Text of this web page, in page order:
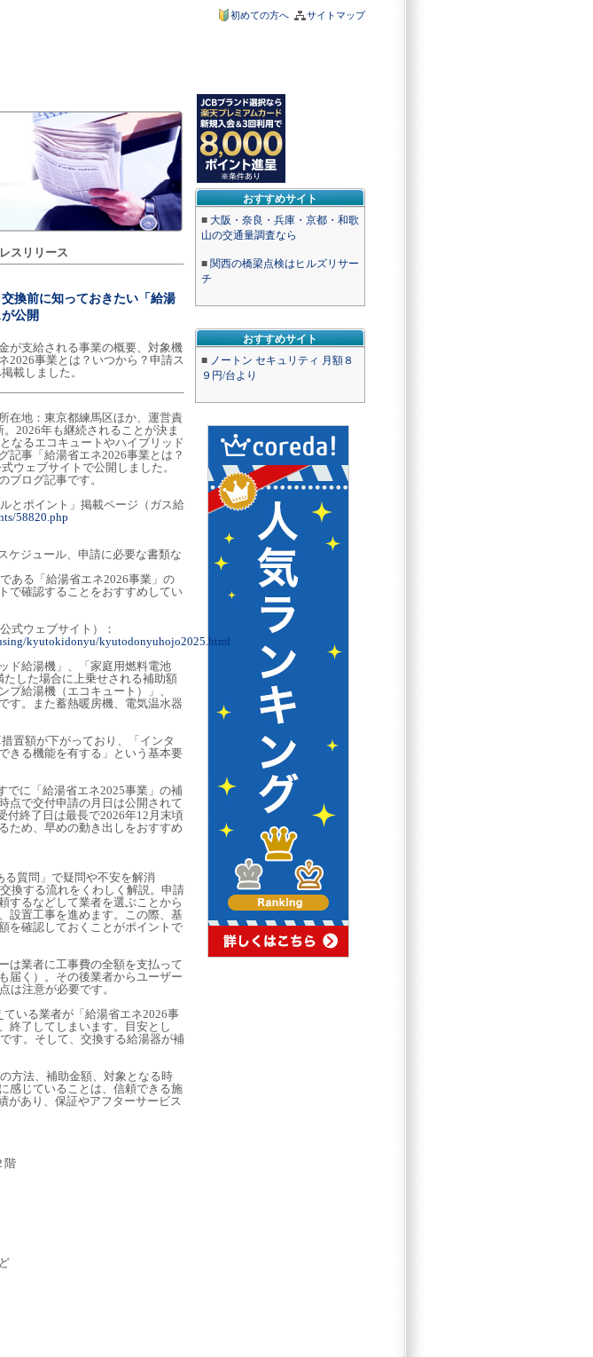
サイトマップ
初めての方へ
おすすめサイト
■ 大阪・奈良・兵庫・京都・和歌
山の交通量調査なら
■ 関西の橋梁点検はヒルズリサー
チ
おすすめサイト
■ ノートン セキュリティ 月額８
９円/台より
スリリース
換前に知っておきたい「給湯
公開
が支給される事業の概要、対象機
2026事業とは？いつから？申請ス
載しました。
在地：東京都練馬区ほか、運営責
2026年も継続されることが決ま
なるエコキュートやハイブリッド
記事「給湯省エネ2026事業とは？
ウェブサイトで公開しました。
ブログ記事です。
とポイント」掲載ページ（ガス給
58820.php
ケジュール、申請に必要な書類な
ある「給湯省エネ2026事業」の
で確認することをおすすめしてい
式ウェブサイト）：
kyutokidonyu/kyutodonyuhojo2025.html
ド給湯機」、「家庭用燃料電池
たした場合に上乗せされる補助額
給湯機（エコキュート）」、
す。また蓄熱暖房機、電気温水器
置額が下がっており、「インタ
きる機能を有する」という基本要
でに「給湯省エネ2025事業」の補
点で交付申請の月日は公開されて
付終了日は最長で2026年12月末頃
ため、早めの動き出しをおすすめ
質問」で疑問や不安を解消
換する流れをくわしく解説。申請
するなどして業者を選ぶことから
設置工事を進めます。この際、基
を確認しておくことがポイントで
は業者に工事費の全額を支払って
届く）。その後業者からユーザー
は注意が必要です。
いる業者が「給湯省エネ2026事
終了してしまいます。目安とし
す。そして、交換する給湯器が補
方法、補助金額、対象となる時
感じていることは、信頼できる施
があり、保証やアフターサービス
階